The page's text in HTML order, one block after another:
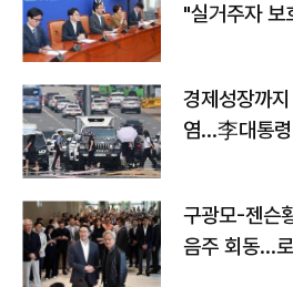
"실거주자
경제성장까
염…李대통
구광모-젠슨
음주 회동…